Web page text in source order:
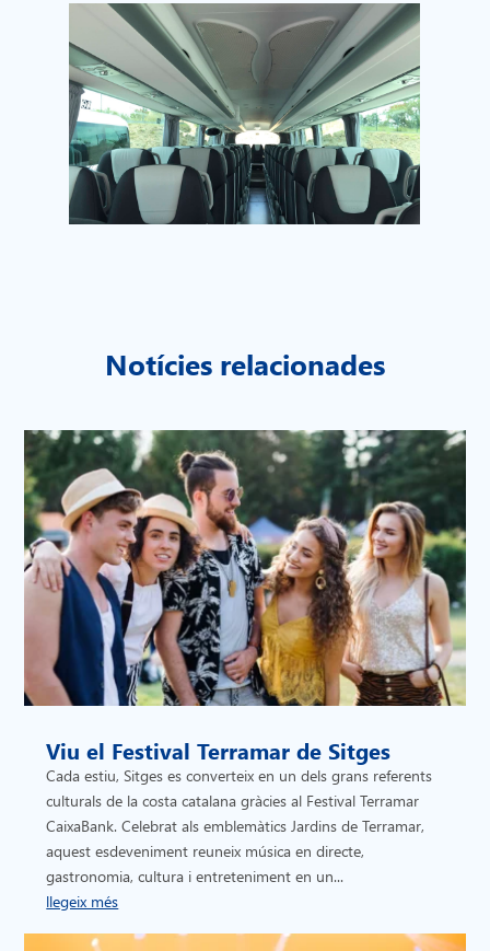
Notícies relacionades
Viu el Festival Terramar de Sitges
Cada estiu, Sitges es converteix en un dels grans referents
culturals de la costa catalana gràcies al Festival Terramar
CaixaBank. Celebrat als emblemàtics Jardins de Terramar,
aquest esdeveniment reuneix música en directe,
gastronomia, cultura i entreteniment en un...
llegeix més